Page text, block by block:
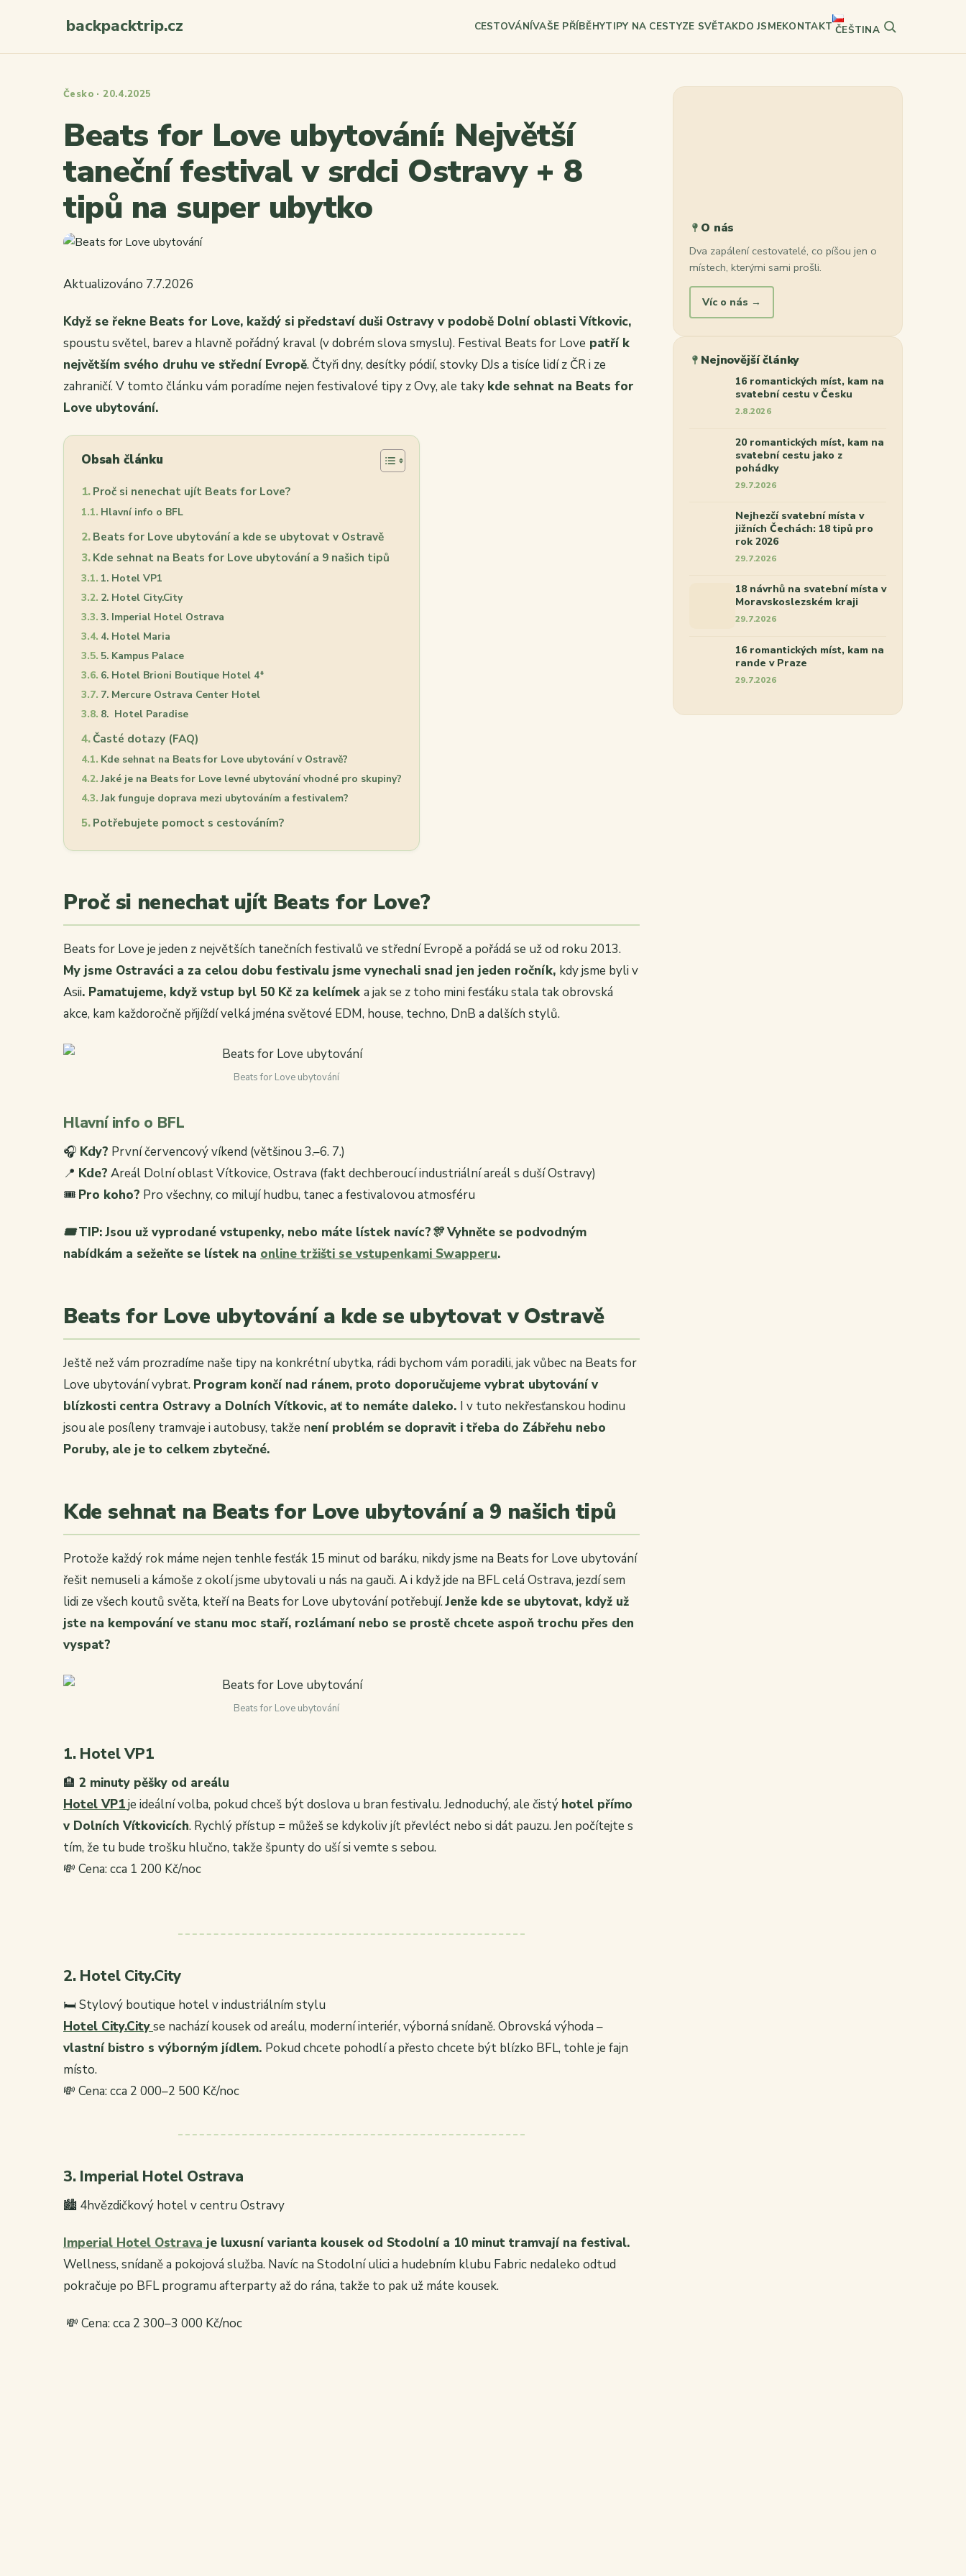
backpacktrip.cz CESTOVÁNÍVAŠE PŘÍBĚHYTIPY NA CESTYZE SVĚTAKDO JSMEKONTAKT ČEŠTINA
Česko · 20.4.2025
Beats for Love ubytování: Největší
taneční festival v srdci Ostravy + 8
tipů na super ubytko
Aktualizováno 7.7.2026
Když se řekne Beats for Love, každý si představí duši Ostravy v podobě Dolní oblasti Vítkovic,
spoustu světel, barev a hlavně pořádný kraval (v dobrém slova smyslu). Festival Beats for Love patří k
největším svého druhu ve střední Evropě. Čtyři dny, desítky pódií, stovky DJs a tisíce lidí z ČR i ze
zahraničí. V tomto článku vám poradíme nejen festivalové tipy z Ovy, ale taky kde sehnat na Beats for
Love ubytování.
Obsah článku
Proč si nenechat ujít Beats for Love?
Hlavní info o BFL
Beats for Love ubytování a kde se ubytovat v Ostravě
Kde sehnat na Beats for Love ubytování a 9 našich tipů
1. Hotel VP1
2. Hotel City.City
3. Imperial Hotel Ostrava
4. Hotel Maria
5. Kampus Palace
6. Hotel Brioni Boutique Hotel 4*
7. Mercure Ostrava Center Hotel
8. Hotel Paradise
Časté dotazy (FAQ)
Kde sehnat na Beats for Love ubytování v Ostravě?
Jaké je na Beats for Love levné ubytování vhodné pro skupiny?
Jak funguje doprava mezi ubytováním a festivalem?
Potřebujete pomoct s cestováním?
Proč si nenechat ujít Beats for Love?
Beats for Love je jeden z největších tanečních festivalů ve střední Evropě a pořádá se už od roku 2013.
My jsme Ostraváci a za celou dobu festivalu jsme vynechali snad jen jeden ročník, kdy jsme byli v
Asii. Pamatujeme, když vstup byl 50 Kč za kelímek a jak se z toho mini fesťáku stala tak obrovská
akce, kam každoročně přijíždí velká jména světové EDM, house, techno, DnB a dalších stylů.
Beats for Love ubytování
Hlavní info o BFL
🎧 Kdy? První červencový víkend (většinou 3.–6. 7.)
📍 Kde? Areál Dolní oblast Vítkovice, Ostrava (fakt dechberoucí industriální areál s duší Ostravy)
🎟️ Pro koho? Pro všechny, co milují hudbu, tanec a festivalovou atmosféru
🎟️ TIP: Jsou už vyprodané vstupenky, nebo máte lístek navíc?🎊Vyhněte se podvodným
nabídkám a sežeňte se lístek na online tržišti se vstupenkami Swapperu.
Beats for Love ubytování a kde se ubytovat v Ostravě
Ještě než vám prozradíme naše tipy na konkrétní ubytka, rádi bychom vám poradili, jak vůbec na Beats for
Love ubytování vybrat. Program končí nad ránem, proto doporučujeme vybrat ubytování v
blízkosti centra Ostravy a Dolních Vítkovic, ať to nemáte daleko. I v tuto nekřesťanskou hodinu
jsou ale posíleny tramvaje i autobusy, takže není problém se dopravit i třeba do Zábřehu nebo
Poruby, ale je to celkem zbytečné.
Kde sehnat na Beats for Love ubytování a 9 našich tipů
Protože každý rok máme nejen tenhle fesťák 15 minut od baráku, nikdy jsme na Beats for Love ubytování
řešit nemuseli a kámoše z okolí jsme ubytovali u nás na gauči. A i když jde na BFL celá Ostrava, jezdí sem
lidi ze všech koutů světa, kteří na Beats for Love ubytování potřebují.Jenže kde se ubytovat, když už
jste na kempování ve stanu moc staří, rozlámaní nebo se prostě chcete aspoň trochu přes den
vyspat?
Beats for Love ubytování
1. Hotel VP1
🏨 2 minuty pěšky od areálu
Hotel VP1je ideální volba, pokud chceš být doslova u bran festivalu. Jednoduchý, ale čistý hotel přímo
v Dolních Vítkovicích. Rychlý přístup = můžeš se kdykoliv jít převléct nebo si dát pauzu. Jen počítejte s
tím, že tu bude trošku hlučno, takže špunty do uší si vemte s sebou.
💸 Cena: cca 1 200 Kč/noc
2. Hotel City.City
🛏️ Stylový boutique hotel v industriálním stylu
Hotel City.Cityse nachází kousek od areálu, moderní interiér, výborná snídaně. Obrovská výhoda –
vlastní bistro s výborným jídlem. Pokud chcete pohodlí a přesto chcete být blízko BFL, tohle je fajn
místo.
💸 Cena: cca 2 000–2 500 Kč/noc
3. Imperial Hotel Ostrava
🏙️ 4hvězdičkový hotel v centru Ostravy
Imperial Hotel Ostrava je luxusní varianta kousek od Stodolní a 10 minut tramvají na festival.
Wellness, snídaně a pokojová služba. Navíc na Stodolní ulici a hudebním klubu Fabric nedaleko odtud
pokračuje po BFL programu afterparty až do rána, takže to pak už máte kousek.
💸 Cena: cca 2 300–3 000 Kč/noc
O nás
Dva zapálení cestovatelé, co píšou jen o
místech, kterými sami prošli.
Víc o nás →
Nejnovější články
16 romantických míst, kam na
svatební cestu v Česku
2.8.2026
20 romantických míst, kam na
svatební cestu jako z
pohádky
29.7.2026
Nejhezčí svatební místa v
jižních Čechách: 18 tipů pro
rok 2026
29.7.2026
18 návrhů na svatební místa v
Moravskoslezském kraji
29.7.2026
16 romantických míst, kam na
rande v Praze
29.7.2026